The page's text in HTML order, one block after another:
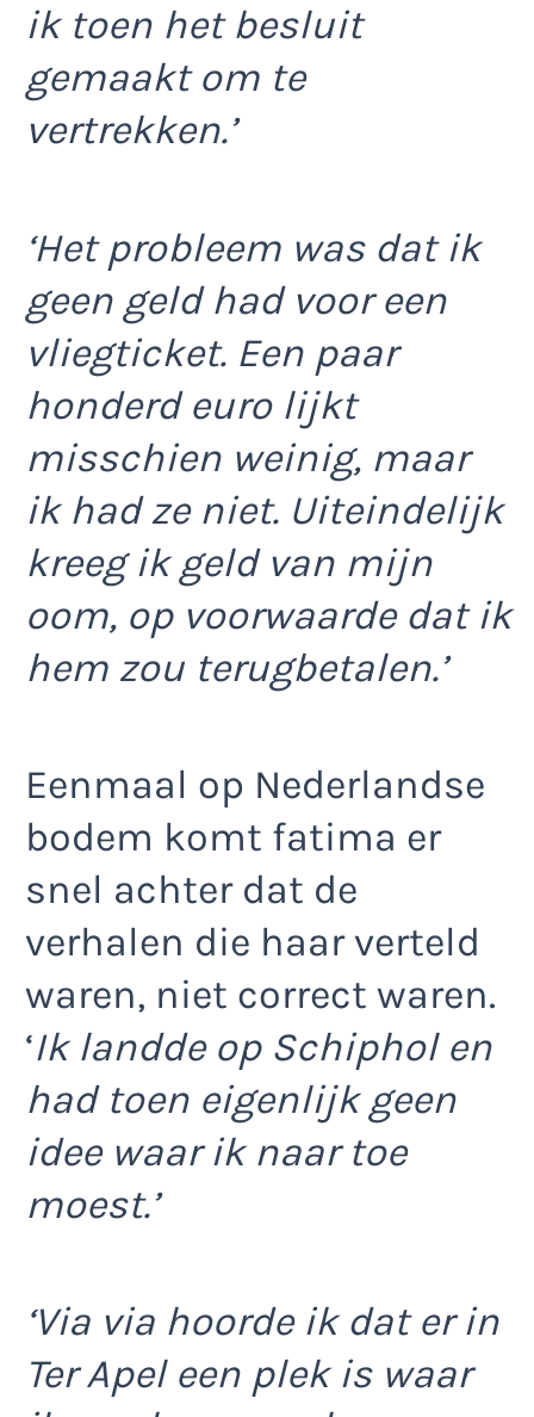
ik toen het besluit
gemaakt om te
vertrekken.’
‘Het probleem was dat ik
geen geld had voor een
vliegticket. Een paar
honderd euro lijkt
misschien weinig, maar
ik had ze niet. Uiteindelijk
kreeg ik geld van mijn
oom, op voorwaarde dat ik
hem zou terugbetalen.’
Eenmaal op Nederlandse
bodem komt fatima er
snel achter dat de
verhalen die haar verteld
waren, niet correct waren.
‘Ik landde op Schiphol en
had toen eigenlijk geen
idee waar ik naar toe
moest.’
‘Via via hoorde ik dat er in
Ter Apel een plek is waar